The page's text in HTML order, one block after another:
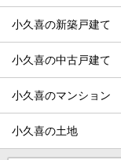
小久喜の新築戸建て
小久喜の中古戸建て
小久喜のマンション
小久喜の土地